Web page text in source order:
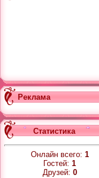
Реклама
Статистика
Онлайн всего: 1
Гостей: 1
Друзей: 0